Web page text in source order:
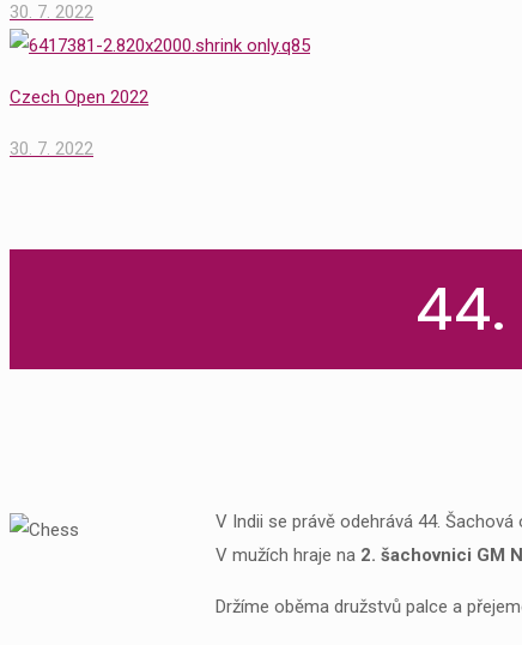
30. 7. 2022
Czech Open 2022
30. 7. 2022
44.
V Indii se právě odehrává 44.
V mužích hraje na 2. šachovnici GM
Držíme oběma družstvů palce a